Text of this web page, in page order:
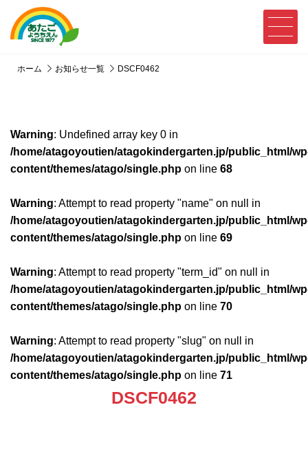
ホーム お知らせ一覧 DSCF0462
Warning: Undefined array key 0 in
/home/atagoyoutien/atagokindergarten.jp/public_html/
content/themes/atago/single.php on line 68
Warning: Attempt to read property "name" on null in
/home/atagoyoutien/atagokindergarten.jp/public_html/
content/themes/atago/single.php on line 69
Warning: Attempt to read property "term_id" on null in
/home/atagoyoutien/atagokindergarten.jp/public_html/
content/themes/atago/single.php on line 70
Warning: Attempt to read property "slug" on null in
/home/atagoyoutien/atagokindergarten.jp/public_html/
content/themes/atago/single.php on line 71
DSCF0462